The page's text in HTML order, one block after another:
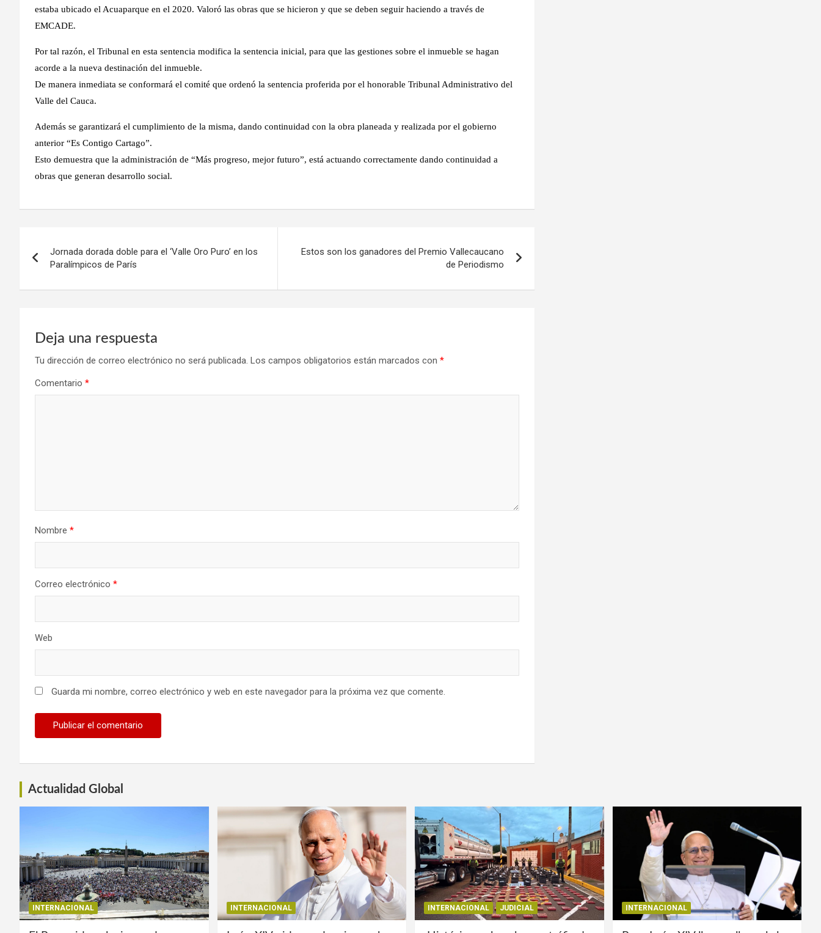
estaba ubicado el Acuaparque en el 2020. Valoró las obras que se hicieron y que se deben seguir haciendo a través de
EMCADE.
Por tal razón, el Tribunal en esta sentencia modifica la sentencia inicial, para que las gestiones sobre el inmueble se hagan
acorde a la nueva destinación del inmueble.
De manera inmediata se conformará el comité que ordenó la sentencia proferida por el honorable Tribunal Administrativo del
Valle del Cauca.
Además se garantizará el cumplimiento de la misma, dando continuidad con la obra planeada y realizada por el gobierno
anterior “Es Contigo Cartago”.
Esto demuestra que la administración de “Más progreso, mejor futuro”, está actuando correctamente dando continuidad a
obras que generan desarrollo social.
de
entradas
Jornada dorada doble para el ‘Valle Oro Puro’ en los
Paralímpicos de París
Estos son los ganadores del Premio Vallecaucano
de Periodismo
Deja una respuesta
Tu dirección de correo electrónico no será publicada. Los campos obligatorios están marcados con *
Comentario *
Nombre *
Correo electrónico *
Web
Guarda mi nombre, correo electrónico y web en este navegador para la próxima vez que comente.
Actualidad Global
INTERNACIONAL INTERNACIONAL INTERNACIONAL JUDICIAL INTERNACIONAL